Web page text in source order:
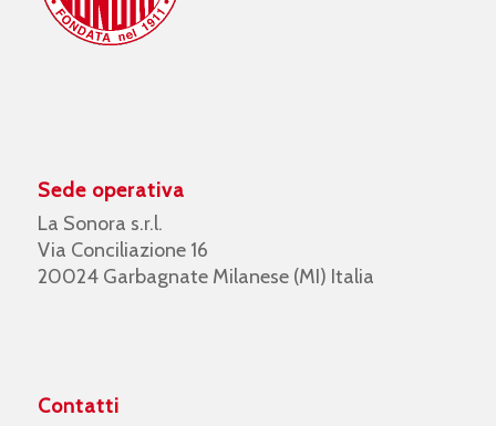
Sede operativa
La Sonora s.r.l.
Via Conciliazione 16
20024 Garbagnate Milanese (MI) Italia
Contatti